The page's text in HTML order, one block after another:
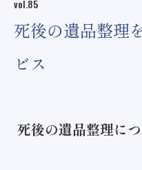
vol.85
死後の遺品整理
ビス
死後の遺品整理に